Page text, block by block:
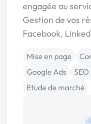
engagée au
Gestion de vos
Facebook,
Mise en page
Google Ads
SEO
Etude de marché